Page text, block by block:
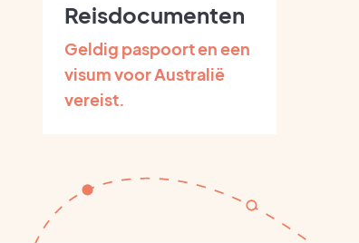
Reisdocumenten
Geldig paspoort en een
visum voor Australië
vereist.